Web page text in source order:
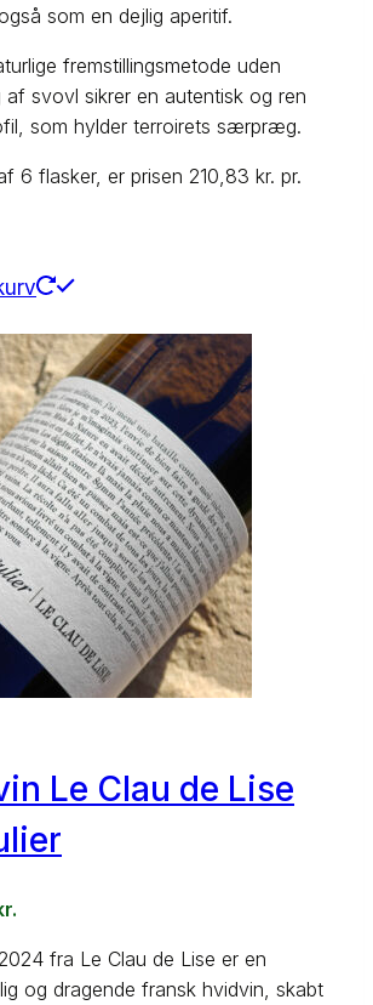
som en dejlig aperitif.
fremstillingsmetode uden
svovl sikrer en autentisk og ren
som hylder terroirets særpræg.
6 flasker, er prisen 210,83 kr. pr.
Le Clau de Lise
fra Le Clau de Lise er en
og dragende fransk hvidvin, skabt